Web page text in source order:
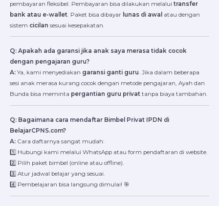
pembayaran fleksibel. Pembayaran bisa dilakukan melalui transfer
bank atau e-wallet . Paket bisa dibayar lunas di awal atau dengan
sistem cicilan sesuai kesepakatan.
Q: Apakah ada garansi jika anak saya merasa tidak cocok
dengan pengajaran guru?
A: Ya, kami menyediakan garansi ganti guru. Jika dalam beberapa
sesi anak merasa kurang cocok dengan metode pengajaran, Ayah dan
Bunda bisa meminta pergantian guru privat tanpa biaya tambahan.
Q: Bagaimana cara mendaftar Bimbel Privat IPDN di
BelajarCPNS.com?
A: Cara daftarnya sangat mudah:
1️⃣ Hubungi kami melalui WhatsApp atau form pendaftaran di website.
2️⃣ Pilih paket bimbel (online atau offline).
3️⃣ Atur jadwal belajar yang sesuai.
4️⃣ Pembelajaran bisa langsung dimulai! 🎯